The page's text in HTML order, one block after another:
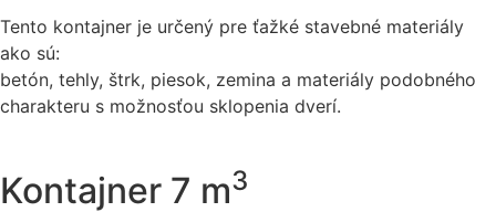
Tento kontajner je určený pre ťažké stavebné materiály
ako sú:
betón, tehly, štrk, piesok, zemina a materiály podobného
charakteru s možnosťou sklopenia dverí.
Kontajner 7 m3